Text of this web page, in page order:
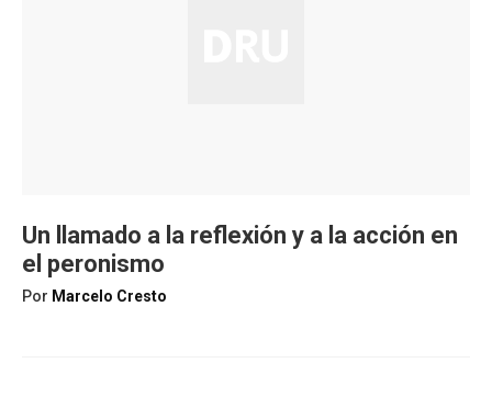
Un llamado a la reflexión y a la acción en
el peronismo
Por Marcelo Cresto